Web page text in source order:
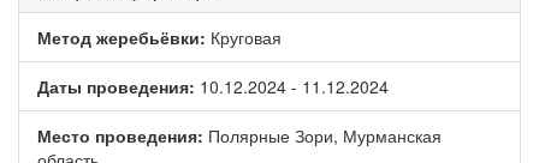
Метод жеребьёвки: Круговая
Даты проведения: 10.12.2024 - 11.12.2024
Место проведения: Полярные Зори, Мурманская